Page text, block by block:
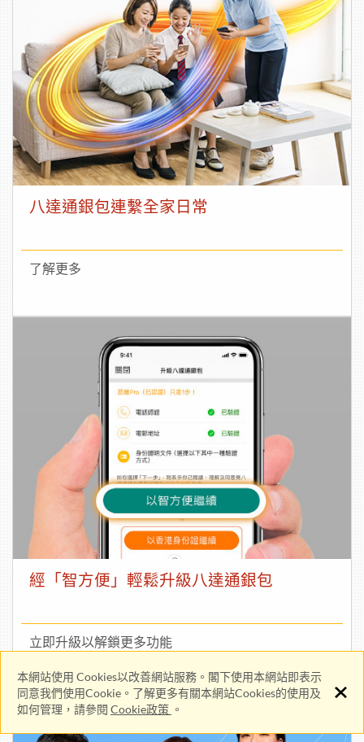
本網站使用 Cookies以改善網站服務。閣下使用本網站即表示
同意我們使用Cookie。了解更多有關本網站Cookies的使用及
如何管理，請參閱 Cookie政策 。
八達通銀包連繫全家日常
了解更多
經「智方便」輕鬆升級八達通銀包
立即升級以解鎖更多功能